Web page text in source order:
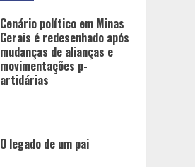
Cenário político em Minas
Gerais é redesenhado após
mudanças de alianças e
movimentações p-
artidárias
O legado de um pai